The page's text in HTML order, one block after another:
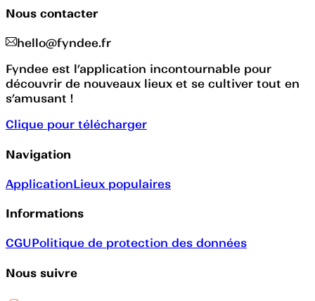
Nous contacter
hello@fyndee.fr
Fyndee est l’application incontournable pour
découvrir de nouveaux lieux et se cultiver tout en
s’amusant !
Clique pour télécharger
Navigation
ApplicationLieux populaires
Informations
CGUPolitique de protection des données
Nous suivre